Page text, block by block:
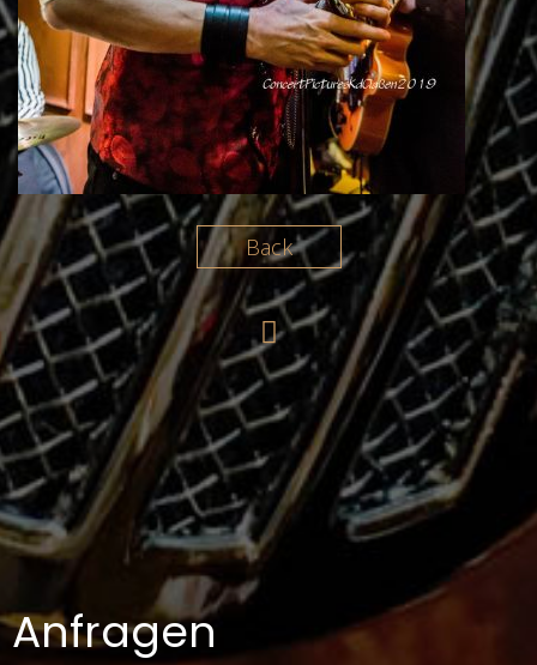
BAND
KONZERTE
MEDIA
PRESSKIT
KONTAKT
DATENSCHUTZERKLÄRUNG
IMPRESSUM
Back
Anfragen